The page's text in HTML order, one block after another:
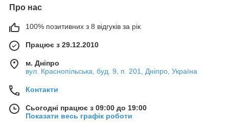
Про нас
100% позитивних з 8 відгуків за рік
Працює з 29.12.2010
м. Дніпро
вул. Краснопільська, буд. 9, п. 201, Дніпро, Україна
Контакти
Сьогодні працює з 09:00 до 19:00
Показати весь графік роботи